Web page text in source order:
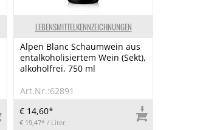
LEBENSMITTELKENNZEICHNUNGEN
Alpen Blanc Schaumwein aus
entalkoholisiertem Wein (Sekt),
alkoholfrei, 750 ml
Art.Nr.:62891
€ 14,60*
€ 19,47* / Liter